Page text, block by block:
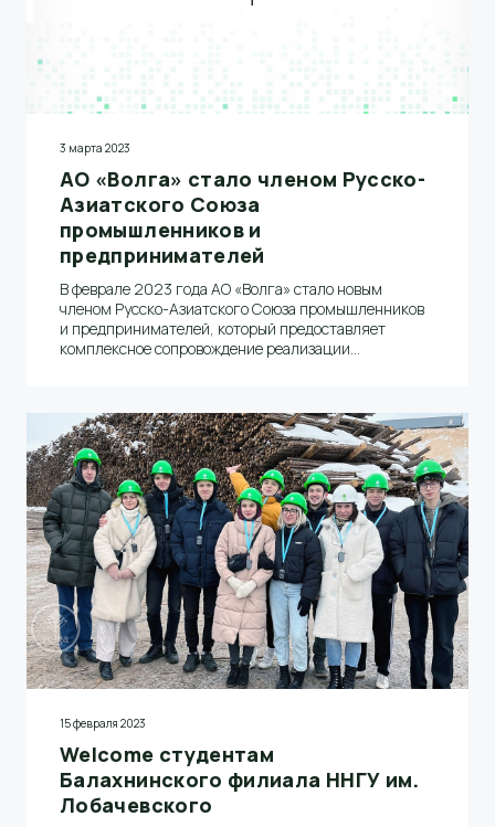
3 марта 2023
АО «Волга» стало членом Русско-
Азиатского Союза
промышленников и
предпринимателей
В феврале 2023 года АО «Волга» стало новым
членом Русско-Азиатского Союза промышленников
и предпринимателей, который предоставляет
комплексное сопровождение реализации
15 февраля 2023
Welcome студентам
Балахнинского филиала ННГУ им.
Лобачевского